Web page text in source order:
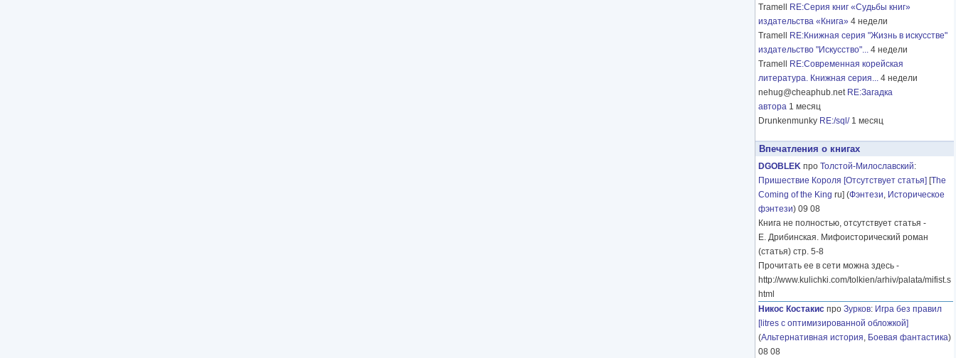
Tramell
RE:Серия книг «Судьбы книг»
издательства «Книга» 4 недели
Tramell
RE:Книжная серия "Жизнь в искусстве"
издательство "Искусство"... 4 недели
Tramell
RE:Современная корейская
литература. Книжная серия... 4 недели
nehug@cheaphub.net RE:Загадка
автора 1 месяц
Drunkenmunky RE:/sql/ 1 месяц
Впечатления о книгах
DGOBLEK про Толстой-Милославский:
Пришествие Короля [Отсутствует статья] [The
Coming of the King ru] (Фэнтези, Историческое
фэнтези) 09 08
Книга не полностью, отсутствует статья -
Е. Дрибинская. Мифоисторический роман
(статья) стр. 5-8
Прочитать ее в сети можна здесь -
http://www.kulichki.com/tolkien/arhiv/palata/mifist.s
html
Никос Костакис про Зурков: Игра без правил
[litres с оптимизированной обложкой]
(Альтернативная история, Боевая фантастика)
08 08